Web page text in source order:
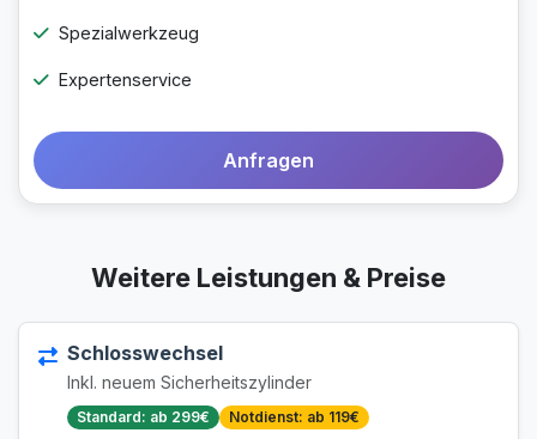
Spezialwerkzeug
Expertenservice
Anfragen
Weitere Leistungen & Preise
Schlosswechsel
Inkl. neuem Sicherheitszylinder
Standard: ab 299€ Notdienst: ab 119€